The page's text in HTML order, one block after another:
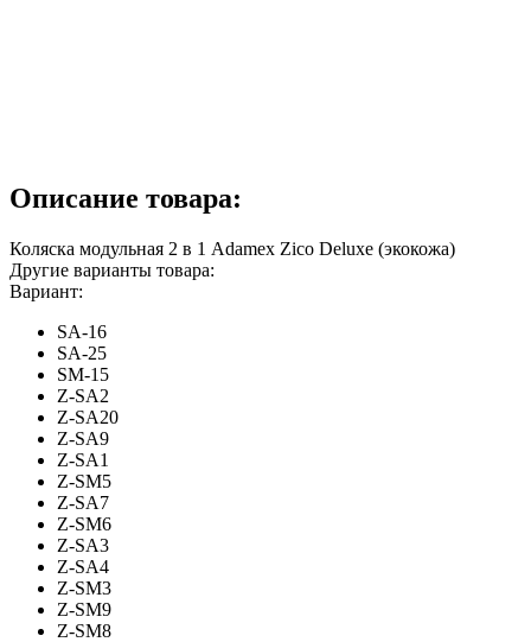
Описание товара:
Коляска модульная 2 в 1 Adamex Zico Deluxe (экокожа)
Другие варианты товара:
Вариант:
SA-16
SA-25
SM-15
Z-SA2
Z-SA20
Z-SA9
Z-SA1
Z-SM5
Z-SA7
Z-SM6
Z-SA3
Z-SA4
Z-SM3
Z-SM9
Z-SM8